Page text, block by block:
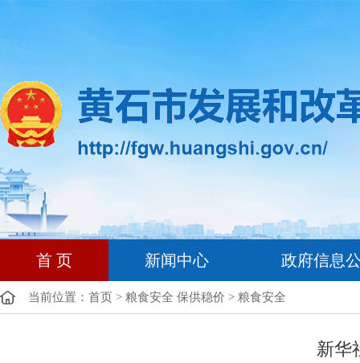
首 页 新闻中心 政府信息
当前位置： 首页 > 粮食安全 保供稳价 > 粮食安全
新华